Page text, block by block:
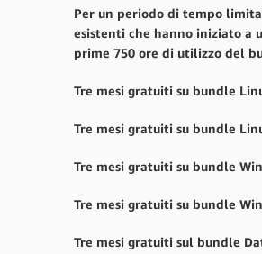
Per un periodo di tempo
esistenti che hanno iniziato a
prime 750 ore di utilizzo del
Tre mesi gratuiti su bundle
Tre mesi gratuiti su bundle
Tre mesi gratuiti su bundle
Tre mesi gratuiti su bundle
Tre mesi gratuiti sul bundle